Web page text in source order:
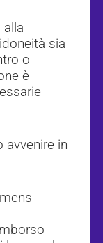
alla
sia
o
è
avvenire in